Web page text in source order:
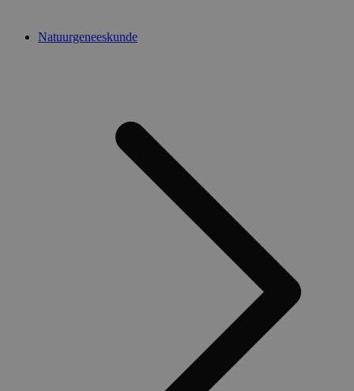
Natuurgeneeskunde